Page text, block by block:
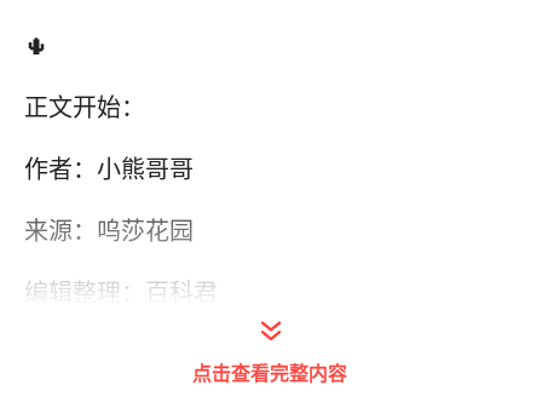
🌵
正文开始：
作者：小熊哥哥
来源：呜莎花园
编辑整理：百科君
点击查看完整内容